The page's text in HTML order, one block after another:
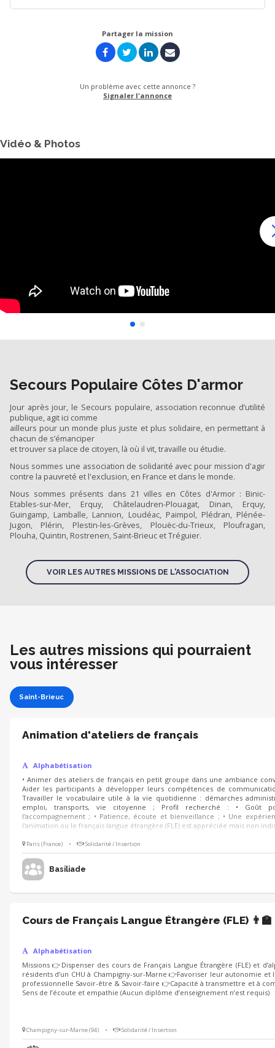
Partager la mission
Un problème avec cette annonce ?
Signaler l'annonce
Vidéo & Photos
Secours Populaire Côtes D'armor
Jour après jour, le Secours populaire, association reconnue d’utilité
publique, agit ici comme
ailleurs pour un monde plus juste et plus solidaire, en permettant à
chacun de s’émanciper
et trouver sa place de citoyen, là où il vit, travaille ou étudie.
Nous sommes une association de solidarité avec pour mission d'agir
contre la pauvreté et l'exclusion, en France et dans le monde.
Nous sommes présents dans 21 villes en Côtes d'Armor : Binic-
Etables-sur-Mer, Erquy, Châtelaudren-Plouagat, Dinan, Erquy,
Guingamp, Lamballe, Lannion, Loudéac, Paimpol, Plédran, Plénée-
Jugon, Plérin, Plestin-les-Grèves, Plouëc-du-Trieux, Ploufragan,
Plouha, Quintin, Rostrenen, Saint-Brieuc et Tréguier.
VOIR LES AUTRES MISSIONS DE L'ASSOCIATION
Les autres missions qui pourraient
vous intéresser
Saint-Brieuc
Animation d'ateliers de français
Alphabétisation
• Animer des ateliers de français en petit groupe dans une ambiance
Aider les participants à développer leurs compétences de
Travailler le vocabulaire utile à la vie quotidienne : démarches
emploi, transports, vie citoyenne ; Profil recherché : • Goût
l'accompagnement ; • Patience, écoute et bienveillance ; • Une
l'animation ou le français langue étrangère (FLE) est appréciée mais non
Paris (France) • Solidarité / Insertion
Basiliade
Cours de Français Langue Étrangère (FLE) 👨‍🏫
Alphabétisation
Missions 👉Dispenser des cours de Français Langue Étrangère (FLE) et
résidents d’un CHU à Champigny-sur-Marne 👉Favoriser leur autonomie
professionnelle Savoir-être & Savoir-faire 👉Capacité à transmettre et à
Sens de l’écoute et empathie (Aucun diplôme d’enseignement n’est requis)
Champigny-sur-Marne (94) • Solidarité / Insertion